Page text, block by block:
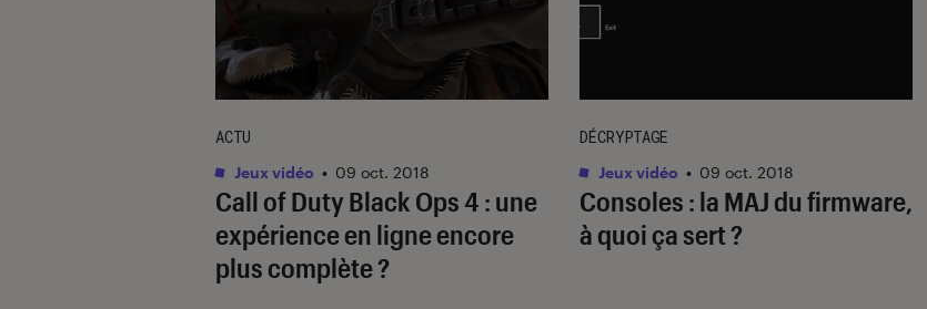
Call of Duty Black Ops 4 : une
expérience en ligne encore
plus complète ?
ACTU
Jeux vidéo • 09 oct. 2018
Consoles : la MAJ du firmware,
à quoi ça sert ?
DÉCRYPTAGE
Jeux vidéo • 09 oct. 2018